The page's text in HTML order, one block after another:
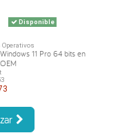
Disponible
11 Pro 64 bits en